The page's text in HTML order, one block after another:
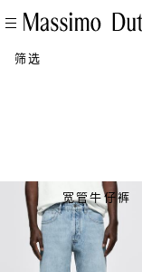
筛选
宽管牛仔裤